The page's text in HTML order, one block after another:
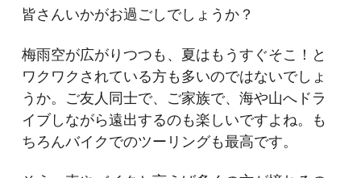
皆さんいかがお過ごしでしょうか？
梅雨空が広がりつつも、夏はもうすぐそこ！と
ワクワクされている方も多いのではないでしょ
うか。ご友人同士で、ご家族で、海や山へドラ
イブしながら遠出するのも楽しいですよね。も
ちろんバイクでのツーリングも最高です。